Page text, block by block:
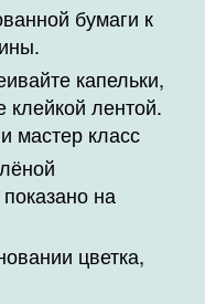
бумаги к
капельки,
клейкой лентой.
на
цветка,